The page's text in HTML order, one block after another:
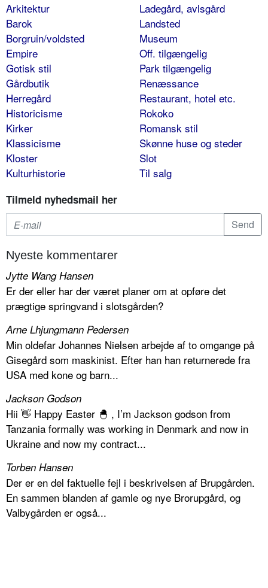
Arkitektur
Barok
Borgruin/voldsted
Empire
Gotisk stil
Gårdbutik
Herregård
Historicisme
Kirker
Klassicisme
Kloster
Kulturhistorie
Ladegård, avlsgård
Landsted
Museum
Off. tilgængelig
Park tilgængelig
Renæssance
Restaurant, hotel etc.
Rokoko
Romansk stil
Skønne huse og steder
Slot
Til salg
Tilmeld nyhedsmail her
Nyeste kommentarer
Jytte Wang Hansen
Er der eller har der været planer om at opføre det
prægtige springvand i slotsgården?
Arne Lhjungmann Pedersen
Min oldefar Johannes Nielsen arbejde af to omgange på
Gisegård som maskinist. Efter han han returnerede fra
USA med kone og barn...
Jackson Godson
Hii 👋 Happy Easter 🐣 , I’m Jackson godson from
Tanzania formally was working in Denmark and now in
Ukraine and now my contract...
Torben Hansen
Der er en del faktuelle fejl i beskrivelsen af Brupgården.
En sammen blanden af gamle og nye Brorupgård, og
Valbygården er også...